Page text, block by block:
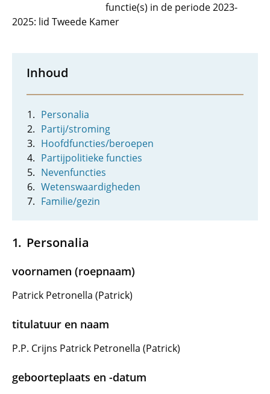
functie(s) in de periode 2023-
2025: lid Tweede Kamer
Inhoud
Personalia
Partij/stroming
Hoofdfuncties/beroepen
Partijpolitieke functies
Nevenfuncties
Wetenswaardigheden
Familie/gezin
Personalia
voornamen (roepnaam)
Patrick Petronella (Patrick)
titulatuur en naam
P.P. Crijns Patrick Petronella (Patrick)
geboorteplaats en -datum